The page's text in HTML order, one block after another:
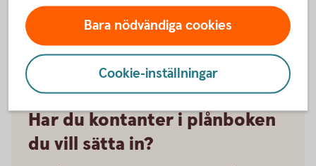
BankID
Har du kontanter i plånboken
du vill sätta in?
Bara nödvändiga cookies
Cookie-inställningar